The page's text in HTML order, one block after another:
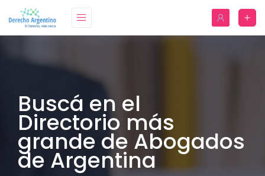
Buscá en el
Directorio más
grande de Abogados
de Argentina